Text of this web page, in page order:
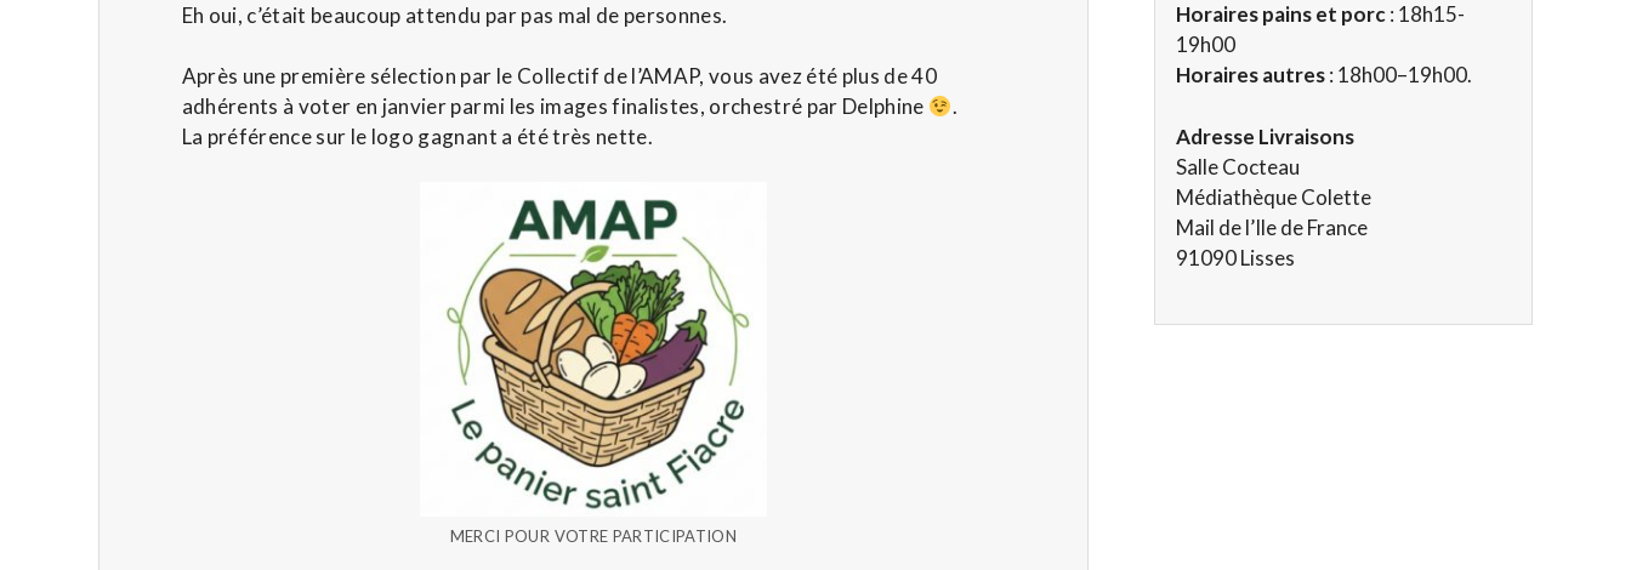
Eh oui, c’était beaucoup attendu par pas mal de personnes.
Après une première sélection par le Collectif de l’AMAP, vous avez été plus de 40
adhérents à voter en janvier parmi les images finalistes, orchestré par Delphine
.
La préférence sur le logo gagnant a été très nette.
MERCI POUR VOTRE PARTICIPATION
Horaires pains et porc: 18h15-
19h00
Horaires autres: 18h00–19h00.
Adresse Livraisons
Salle Cocteau
Médiathèque Colette
Mail de l’Ile de France
91090 Lisses